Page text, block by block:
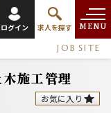
ログイン 求人を探す MENU
JOB SITE
施工管理
お気に入り